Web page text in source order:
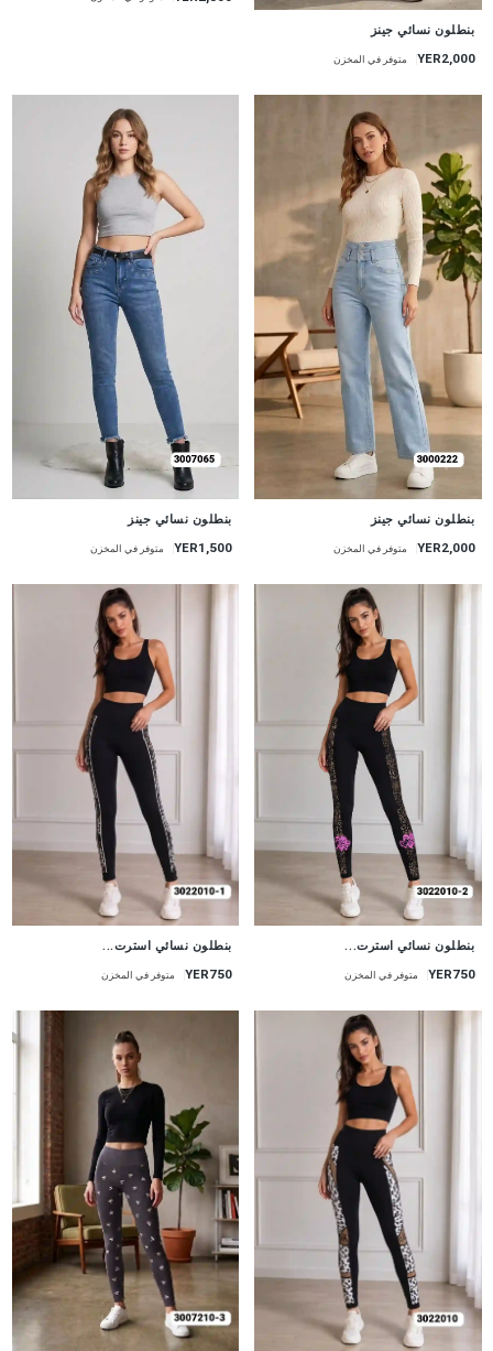
جديد
بنطلون نسائي جينز
YER2,000 متوفر في المخزن
بنطلون نسائي جينز
YER2,000 متوفر في المخزن
بنطلون نسائي جينز
YER1,500 متوفر في المخزن
جديد
بنطلون نسائي استرت...
YER750 متوفر في المخزن
جديد
بنطلون نسائي استرت...
YER750 متوفر في المخزن